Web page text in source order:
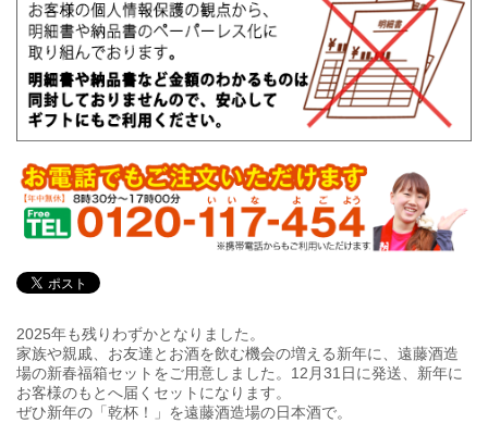
2025年も残りわずかとなりました。
家族や親戚、お友達とお酒を飲む機会の増える新年に、遠藤酒造
場の新春福箱セットをご用意しました。12月31日に発送、新年に
お客様のもとへ届くセットになります。
ぜひ新年の「乾杯！」を遠藤酒造場の日本酒で。